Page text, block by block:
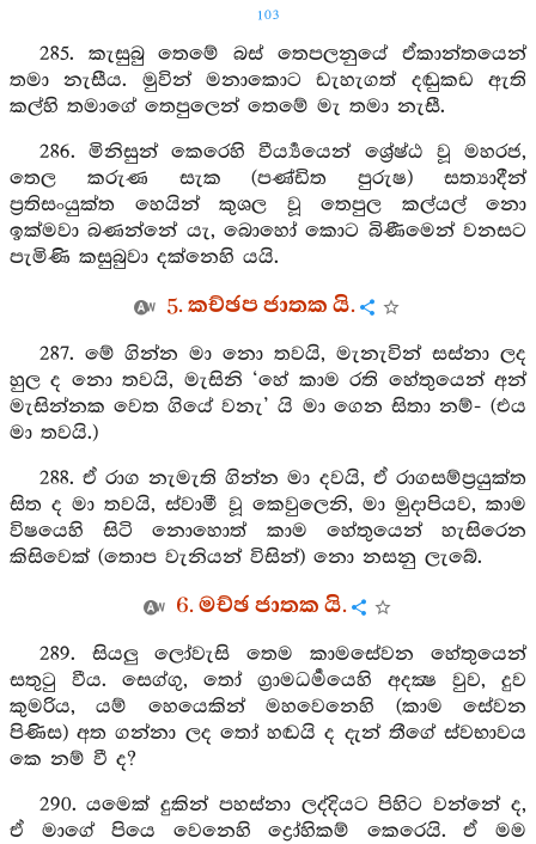
103
285. කැසුබු තෙමේ බස් තෙපලනුයේ ඒකාන්තයෙන්
තමා නැසීය. මුවින් මනාකොට ඩැහැගත් දඬුකඩ ඇති
කල්හි තමාගේ තෙපුලෙන් තෙමේ මැ තමා නැසී.
286. මිනිසුන් කෙරෙහි වීර්‍ය්‍යයෙන් ශ්‍රේෂ්ඨ වූ මහරජ,
තෙල කරුණ සැක (පණ්ඩිත පුරුෂ) සත්‍යාදීන්
ප්‍රතිසංයුක්ත හෙයින් කුශල වූ තෙපුල කල්යල් නො
ඉක්මවා බණන්නේ යැ, බොහෝ කොට බිණීමෙන් වනසට
පැමිණි කසුබුවා දක්නෙහි යයි.
5. කච්ඡප ජාතක යි.
287. මේ ගින්න මා නො තවයි, මැනැවින් සස්නා ලද
හුල ද නො තවයි, මැසිනි ‘හේ කාම රති හේතුයෙන් අන්
මැසින්නක වෙත ගියේ වනැ’ යි මා ගෙන සිතා නම්- (එය
මා තවයි.)
288. ඒ රාග නැමැති ගින්න මා දවයි, ඒ රාගසම්ප්‍රයුක්ත
සිත ද මා තවයි, ස්වාමී වූ කෙවුලෙනි, මා මුදාපියව, කාම
විෂයෙහි සිටි නොහොත් කාම හේතුයෙන් හැසිරෙන
කිසිවෙක් (තොප වැනියන් විසින්) නො නසනු ලැබේ.
6. මච්ඡ ජාතක යි.
289. සියලු ලෝවැසි තෙම කාමසේවන හේතුයෙන්
සතුටු වීය. සෙග්ගු, තෝ ග්‍රාමධර්‍මයෙහි අදක්‍ෂ වුව, දුව
කුමරිය, යම් හෙයෙකින් මහවෙනෙහි (කාම සේවන
පිණිස) අත ගන්නා ලද තෝ හඬයි ද දැන් තීගේ ස්වභාවය
කෙ නම් වී ද?
290. යමෙක් දුකින් පහස්නා ලද්දියට පිහිට වන්නේ ද,
ඒ මාගේ පියෙ වෙනෙහි ද්‍රෝහිකම් කෙරෙයි. ඒ මම